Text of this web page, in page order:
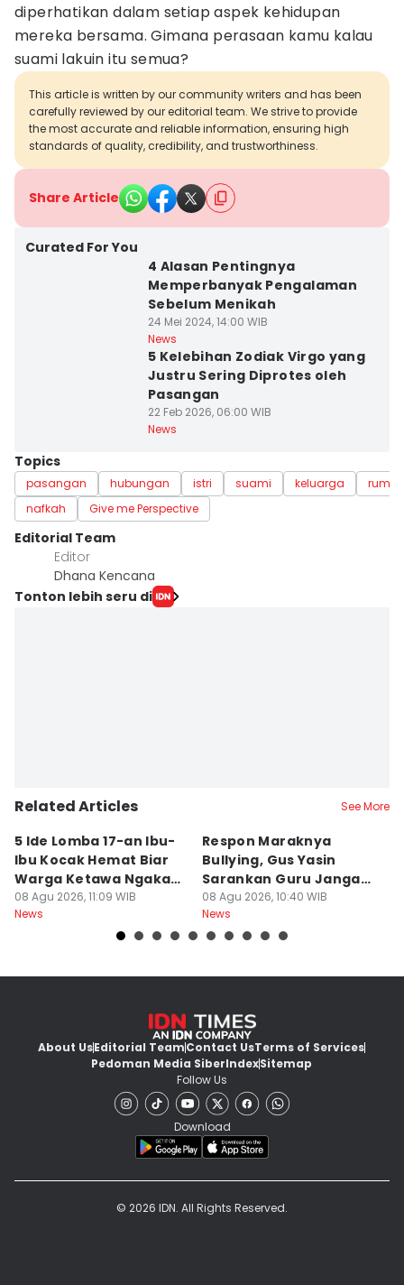
diperhatikan dalam setiap aspek kehidupan
mereka bersama. Gimana perasaan kamu kalau
suami lakuin itu semua?
This article is written by our community writers and has been
carefully reviewed by our editorial team. We strive to provide
the most accurate and reliable information, ensuring high
standards of quality, credibility, and trustworthiness.
Share Article
Curated For You
4 Alasan Pentingnya
Memperbanyak Pengalaman
Sebelum Menikah
24 Mei 2024, 14:00 WIB
News
5 Kelebihan Zodiak Virgo yang
Justru Sering Diprotes oleh
Pasangan
22 Feb 2026, 06:00 WIB
News
Topics
pasangan hubungan istri suami keluarga
nafkah
Give me Perspective
Editorial Team
Editor
Dhana Kencana
Tonton lebih seru di
Related Articles See More
5 Ide Lomba 17-an Ibu-
Ibu Kocak Hemat Biar
Warga Ketawa Ngakak
Pas Hari Kemerdekaan
08 Agu 2026, 11:09 WIB
News
Respon Maraknya
Bullying, Gus Yasin
Sarankan Guru Jangan
Bebani Siswa
08 Agu 2026, 10:40 WIB
News
About UsEditorial TeamContact UsTerms of Services
Pedoman Media SiberIndexSitemap
Follow Us
Download
© 2026 IDN. All Rights Reserved.